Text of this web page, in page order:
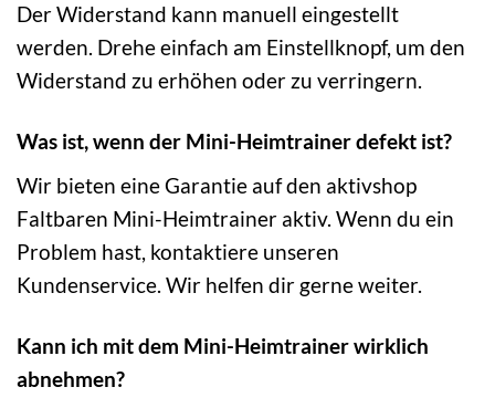
Der Widerstand kann manuell eingestellt
werden. Drehe einfach am Einstellknopf, um den
Widerstand zu erhöhen oder zu verringern.
Was ist, wenn der Mini-Heimtrainer defekt ist?
Wir bieten eine Garantie auf den aktivshop
Faltbaren Mini-Heimtrainer aktiv. Wenn du ein
Problem hast, kontaktiere unseren
Kundenservice. Wir helfen dir gerne weiter.
Kann ich mit dem Mini-Heimtrainer wirklich
abnehmen?